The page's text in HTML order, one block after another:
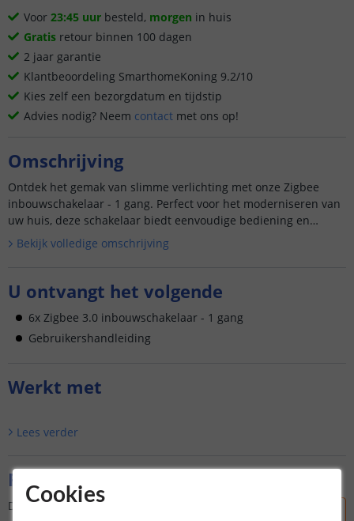
Voor 23:45 uur besteld, morgen in huis
Gratis retour binnen 100 dagen
2 jaar garantie
Klantbeoordeling SmarthomeKoning 9.2/10
Kies zelf een bezorgdatum en tijdstip
Advies nodig? Neem contact met ons op!
Omschrijving
Ontdek het gemak van slimme verlichting met onze Zigbee
inbouwschakelaar - 1 gang. Perfect voor het moderniseren van
uw huis, deze schakelaar biedt eenvoudige bediening en
naadloze i...
Bekijk volledige omschrijving
U ontvangt het volgende
6x Zigbee 3.0 inbouwschakelaar - 1 gang
Gebruikershandleiding
Werkt met
Lees verder
Reviews
Dit product is nog niet beoordeeld door onze klanten.
Cookies